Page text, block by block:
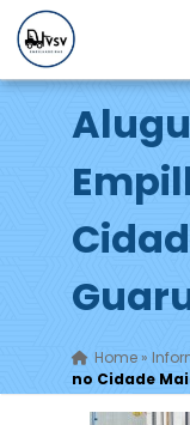
Home»
no Cidade